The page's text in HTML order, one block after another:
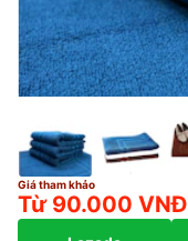
Giá tham khảo
Từ 90.000 VNĐ